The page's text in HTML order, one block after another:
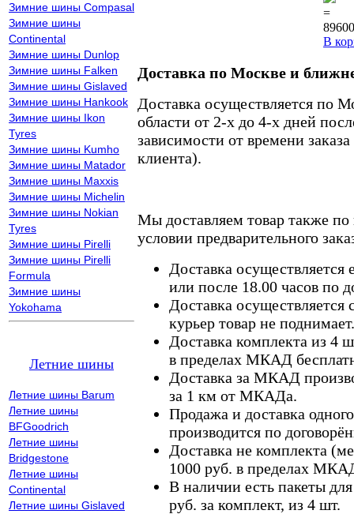
Зимние шины Compasal
Зимние шины
Continental
Зимние шины Dunlop
Зимние шины Falken
Зимние шины Gislaved
Зимние шины Hankook
Зимние шины Ikon
Tyres
Зимние шины Kumho
Зимние шины Matador
Зимние шины Maxxis
Зимние шины Michelin
Зимние шины Nokian
Tyres
Зимние шины Pirelli
Зимние шины Pirelli
Formula
Зимние шины
Yokohama
Летние шины
Летние шины Barum
Летние шины
BFGoodrich
Летние шины
Bridgestone
Летние шины
Continental
Летние шины Gislaved
=
В
Доставка по Москве и
Доставка осуществляется по
области от 2-х до 4-х дней
зависимости от времени
клиента).
Мы доставляем товар также
условии предварительного
Доставка осуществляется
или после 18.00 часов по
Доставка осуществляется
курьер товар не поднимает.
Доставка комплекта из 4
в пределах МКАД
Доставка за МКАД
за 1 км от МКАДа.
Продажа и доставка
производится по
Доставка не комплекта
1000 руб. в пределах
В наличии есть пакеты
руб. за комплект, из 4 шт.